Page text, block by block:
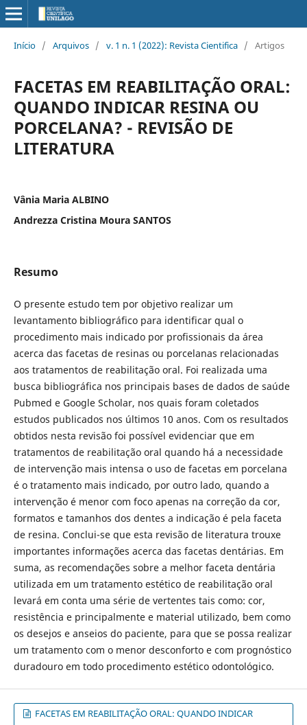
Início / Arquivos / v. 1 n. 1 (2022): Revista Cientifica / Artigos
FACETAS EM REABILITAÇÃO ORAL:
QUANDO INDICAR RESINA OU
PORCELANA? - REVISÃO DE
LITERATURA
Vânia Maria ALBINO
Andrezza Cristina Moura SANTOS
Resumo
O presente estudo tem por objetivo realizar um
levantamento bibliográfico para identificar qual o
procedimento mais indicado por profissionais da área
acerca das facetas de resinas ou porcelanas relacionadas
aos tratamentos de reabilitação oral. Foi realizada uma
busca bibliográfica nos principais bases de dados de saúde
Pubmed e Google Scholar, nos quais foram coletados
estudos publicados nos últimos 10 anos. Com os resultados
obtidos nesta revisão foi possível evidenciar que em
tratamentos de reabilitação oral quando há a necessidade
de intervenção mais intensa o uso de facetas em porcelana
é o tratamento mais indicado, por outro lado, quando a
intervenção é menor com foco apenas na correção da cor,
formatos e tamanhos dos dentes a indicação é pela faceta
de resina. Conclui-se que esta revisão de literatura trouxe
importantes informações acerca das facetas dentárias. Em
suma, as recomendações sobre a melhor faceta dentária
utilizada em um tratamento estético de reabilitação oral
levará em conta uma série de vertentes tais como: cor,
resistência e principalmente e material utilizado, bem como
os desejos e anseios do paciente, para que se possa realizar
um tratamento com o menor desconforto e com prognóstico
duradouro em todo procedimento estético odontológico.
FACETAS EM REABILITAÇÃO ORAL: QUANDO INDICAR